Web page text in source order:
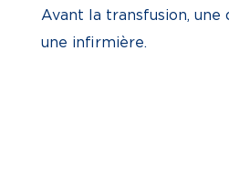
Avant la transfusion,
une infirmière.